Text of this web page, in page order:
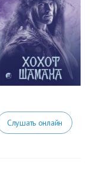
Слушать онлайн